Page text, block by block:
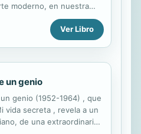
moderno, en nuestra
encuentra en vías de crear
academicismo, tal vez peor
ya que en éste, por
casi nadie sabe dibujar
que el arte moderno
desastre. Pero algo es
obstante: el arte moderno
arte vivo que existe hoy,
corresponde
Ver Libro
un genio
genio (1952-1964) , que
vida secreta , revela a un
de una extraordinaria